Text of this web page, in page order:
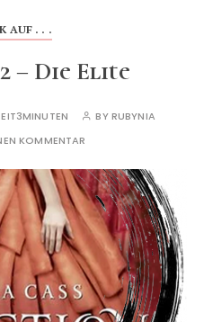
AUF . . .
– Die Elite
3MINUTEN BYRUBYNIA
KOMMENTAR